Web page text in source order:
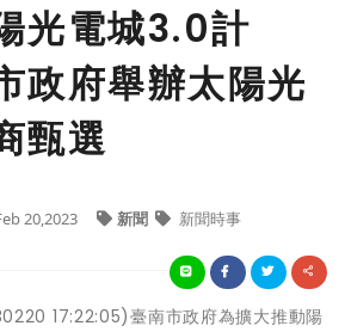
光電城3.0計
政府舉辦太陽光
甄選
20,2023 新聞 新聞時事
17:22:05)臺南市政府為擴大推動陽